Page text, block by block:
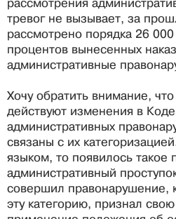
рассмотрения
тревог не вызывает, за
рассмотрено порядка 26
процентов вынесенных
административные
Хочу обратить внимание,
действуют изменения в
административных
связаны с их
языком, то появилось такое
административный
совершил правонарушение,
эту категорию, признал